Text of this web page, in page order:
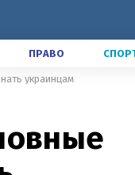
ПРАВО
украинцам